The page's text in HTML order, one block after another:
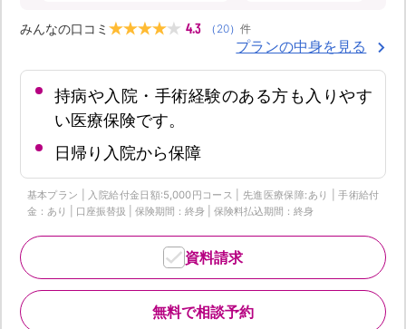
みんなの口コミ 4.3 （ 20） 件
プランの中身を見る
持病や入院・手術経験のある方も入りやす
い医療保険です。
日帰り入院から保障
基本プラン | 入院給付金日額:5,000円コース | 先進医療保障:あり | 手術給付
金：あり | 口座振替扱 | 保険期間：終身 | 保険料払込期間：終身
無料で相談予約
資料請求